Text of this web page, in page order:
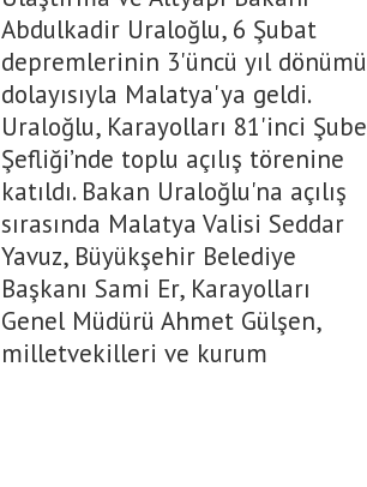
Abdulkadir Uraloğlu, 6 Şubat
depremlerinin 3'üncü yıl dönümü
dolayısıyla Malatya'ya geldi.
Uraloğlu, Karayolları 81'inci Şube
Şefliği’nde toplu açılış törenine
katıldı. Bakan Uraloğlu'na açılış
sırasında Malatya Valisi Seddar
Yavuz, Büyükşehir Belediye
Başkanı Sami Er, Karayolları
Genel Müdürü Ahmet Gülşen,
milletvekilleri ve kurum